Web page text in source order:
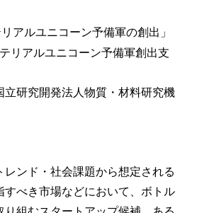
アルユニコーン予備軍の創出」
リアルユニコーン予備軍創出支
立研究開発法人物質・材料研究機
レンド・社会課題から想定される
すべき市場などにおいて、ボトル